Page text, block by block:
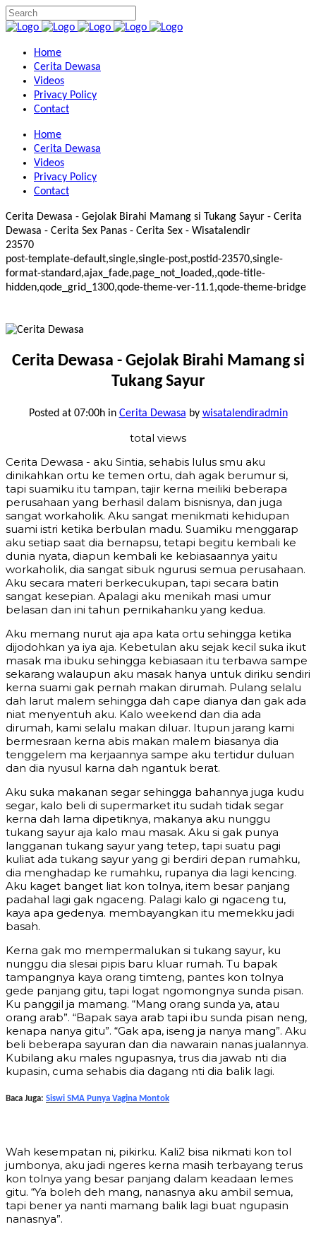
Home
Cerita Dewasa
Videos
Privacy Policy
Contact
Home
Cerita Dewasa
Videos
Privacy Policy
Contact
Cerita Dewasa - Gejolak Birahi Mamang si Tukang Sayur - Cerita
Dewasa - Cerita Sex Panas - Cerita Sex - Wisatalendir
23570
post-template-default,single,single-post,postid-23570,single-
format-standard,ajax_fade,page_not_loaded,,qode-title-
hidden,qode_grid_1300,qode-theme-ver-11.1,qode-theme-bridge
Cerita Dewasa - Gejolak Birahi Mamang si
Tukang Sayur
Posted at 07:00hin Cerita Dewasa by wisatalendiradmin
total views
Cerita Dewasa - aku Sintia, sehabis lulus smu aku
dinikahkan ortu ke temen ortu, dah agak berumur si,
tapi suamiku itu tampan, tajir kerna meiliki beberapa
perusahaan yang berhasil dalam bisnisnya, dan juga
sangat workaholik. Aku sangat menikmati kehidupan
suami istri ketika berbulan madu. Suamiku menggarap
aku setiap saat dia bernapsu, tetapi begitu kembali ke
dunia nyata, diapun kembali ke kebiasaannya yaitu
workaholik, dia sangat sibuk ngurusi semua perusahaan.
Aku secara materi berkecukupan, tapi secara batin
sangat kesepian. Apalagi aku menikah masi umur
belasan dan ini tahun pernikahanku yang kedua.
Aku memang nurut aja apa kata ortu sehingga ketika
dijodohkan ya iya aja. Kebetulan aku sejak kecil suka ikut
masak ma ibuku sehingga kebiasaan itu terbawa sampe
sekarang walaupun aku masak hanya untuk diriku sendiri
kerna suami gak pernah makan dirumah. Pulang selalu
dah larut malem sehingga dah cape dianya dan gak ada
niat menyentuh aku. Kalo weekend dan dia ada
dirumah, kami selalu makan diluar. Itupun jarang kami
bermesraan kerna abis makan malem biasanya dia
tenggelem ma kerjaannya sampe aku tertidur duluan
dan dia nyusul karna dah ngantuk berat.
Aku suka makanan segar sehingga bahannya juga kudu
segar, kalo beli di supermarket itu sudah tidak segar
kerna dah lama dipetiknya, makanya aku nunggu
tukang sayur aja kalo mau masak. Aku si gak punya
langganan tukang sayur yang tetep, tapi suatu pagi
kuliat ada tukang sayur yang gi berdiri depan rumahku,
dia menghadap ke rumahku, rupanya dia lagi kencing.
Aku kaget banget liat kon tolnya, item besar panjang
padahal lagi gak ngaceng. Palagi kalo gi ngaceng tu,
kaya apa gedenya. membayangkan itu memekku jadi
basah.
Kerna gak mo mempermalukan si tukang sayur, ku
nunggu dia slesai pipis baru kluar rumah. Tu bapak
tampangnya kaya orang timteng, pantes kon tolnya
gede panjang gitu, tapi logat ngomongnya sunda pisan.
Ku panggil ja mamang. “Mang orang sunda ya, atau
orang arab”. “Bapak saya arab tapi ibu sunda pisan neng,
kenapa nanya gitu”. “Gak apa, iseng ja nanya mang”. Aku
beli beberapa sayuran dan dia nawarain nanas jualannya.
Kubilang aku males ngupasnya, trus dia jawab nti dia
kupasin, cuma sehabis dia dagang nti dia balik lagi.
Baca Juga: Siswi SMA Punya Vagina Montok
Wah kesempatan ni, pikirku. Kali2 bisa nikmati kon tol
jumbonya, aku jadi ngeres kerna masih terbayang terus
kon tolnya yang besar panjang dalam keadaan lemes
gitu. “Ya boleh deh mang, nanasnya aku ambil semua,
tapi bener ya nanti mamang balik lagi buat ngupasin
nanasnya”.